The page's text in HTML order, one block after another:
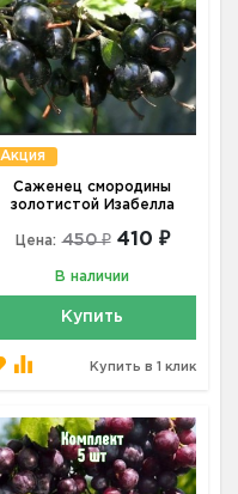
Акция
Саженец смородины
золотистой Изабелла
Цена: 450 ₽ 410 ₽
В наличии
Купить
Купить в 1 клик